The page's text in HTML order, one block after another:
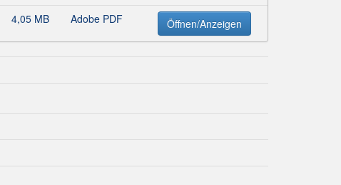
4,05 MB Adobe PDF Öffnen/Anzeigen